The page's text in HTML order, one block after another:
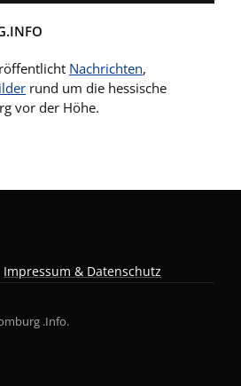
Nachrichten,
rund um die hessische
vor der Höhe.
Impressum & Datenschutz
.Info.